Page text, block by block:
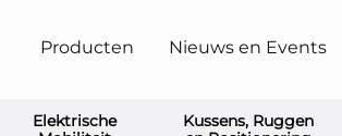
Producten
Elektrische
Kussens, Ruggen
Nieuws en Events
Bedden Invacare NordBed Optimo &